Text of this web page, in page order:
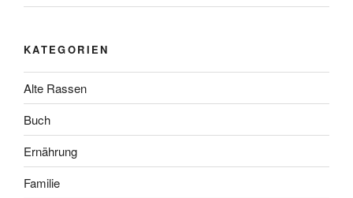
KATEGORIEN
Alte Rassen
Buch
Ernährung
Familie